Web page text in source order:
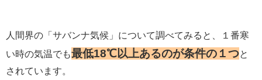
人間界の「サバンナ気候」について調べてみると、１番寒
い時の気温でも最低18℃以上あるのが条件の１つと
されています。